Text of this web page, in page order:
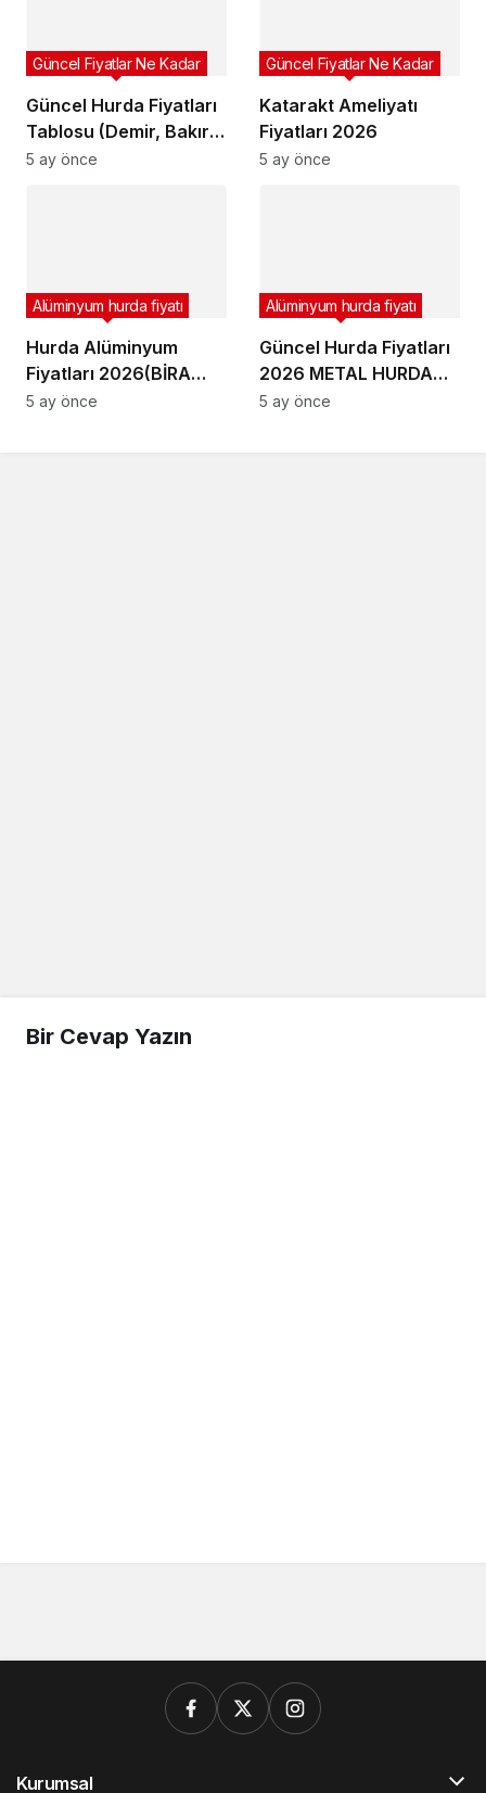
Güncel Hurda Fiyatları
Tablosu (Demir, Bakır,
Sarı, Alüminyum)
Güncel Fiyatlar Ne Kadar
5 ay önce
Katarakt Ameliyatı
Fiyatları 2026
Güncel Fiyatlar Ne Kadar
5 ay önce
Hurda Alüminyum
Fiyatları 2026(BİRA
KOLA KUTUSU
Alüminyum hurda fiyatı
5 ay önce
Güncel Hurda Fiyatları
2026 METAL HURDA
FİYAT LİSTESİ
Alüminyum hurda fiyatı
5 ay önce
Bir Cevap Yazın
Kurumsal